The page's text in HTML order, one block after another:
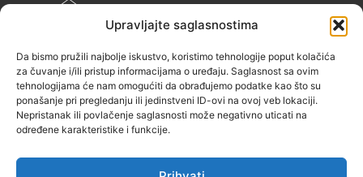
Upravljajte saglasnostima
Da bismo pružili najbolje iskustvo, koristimo tehnologije poput kolačića
za čuvanje i/ili pristup informacijama o uređaju. Saglasnost sa ovim
tehnologijama će nam omogućiti da obrađujemo podatke kao što su
ponašanje pri pregledanju ili jedinstveni ID-ovi na ovoj veb lokaciji.
Nepristanak ili povlačenje saglasnosti može negativno uticati na
određene karakteristike i funkcije.
INFO@ZENIT.BA
ZENIČANKA, 3. SPRAT), 72000 ZENICA